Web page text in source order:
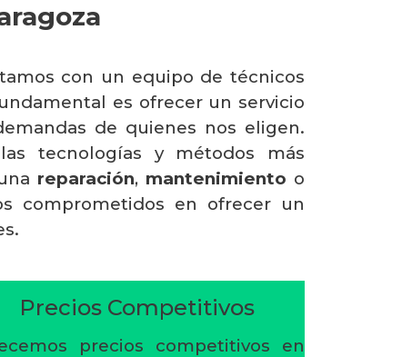
con un equipo de técnicos
es ofrecer un servicio
de quienes nos eligen.
tecnologías y métodos más
reparación, mantenimiento o
comprometidos en ofrecer un
Precios Competitivos
precios competitivos en